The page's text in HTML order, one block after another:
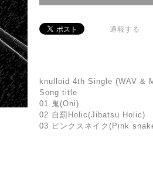
通報する
knulloid 4th Single (WAV &
Song title
01 鬼(Oni)
02 自罰Holic(Jibatsu Holic)
03 ピンクスネイク(Pink